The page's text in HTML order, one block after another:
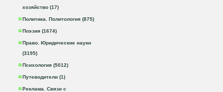
хозяйство (17)
Политика. Политология (875)
Поэзия (1674)
Право. Юридические науки
(3195)
Психология (5012)
Путеводители (1)
Реклама. Связи с